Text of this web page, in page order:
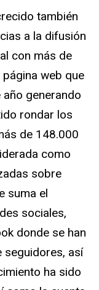
también
a la difusión
con más de
web que
generando
rondar los
de 148.000
como
sobre
suma el
sociales,
donde se han
seguidores, así
ha sido